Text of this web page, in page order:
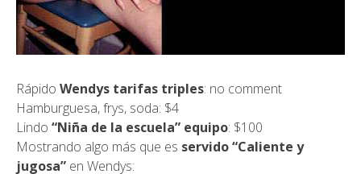
Rápido Wendys tarifas triples: no comment
Hamburguesa, frys, soda: $4
Lindo “Niña de la escuela” equipo: $100
Mostrando algo más que es servido “Caliente y
jugosa” en Wendys: